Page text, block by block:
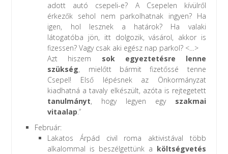
adott autó csepeli-e? A Csepelen kívülről
érkezők sehol nem parkolhatnak ingyen? Ha
igen, hol lesznek a határok? Ha valaki
látogatóba jön, itt dolgozik, vásárol, akkor is
fizessen? Vagy csak aki egész nap parkol? <…>
Azt hiszem sok egyeztetésre lenne
szükség, mielőtt bármit fizetőssé tenne
Csepel! Első lépésnek az Önkormányzat
kiadhatná a tavaly elkészült, azóta is rejtegetett
tanulmányt, hogy legyen egy szakmai
vitaalap.”
Február:
Lakatos Árpád civil roma aktivistával több
alkalommal is beszélgettünk a költségvetés